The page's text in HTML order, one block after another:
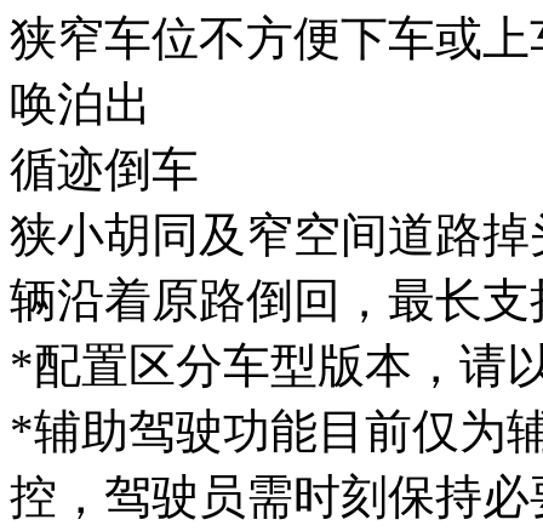
狭窄车位不方便下车或上
唤泊出
循迹倒车
狭小胡同及窄空间道路掉
辆沿着原路倒回，最长
*配置区分车型版本，
*辅助驾驶功能目前仅为辅
控，驾驶员需时刻保